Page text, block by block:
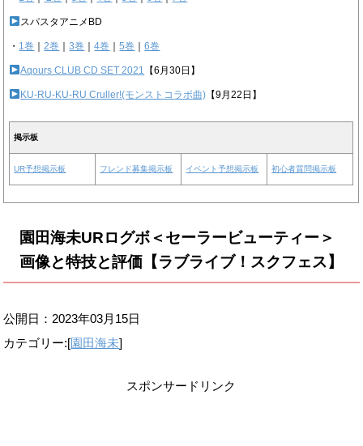
スパスタアニメBD
・ 1巻 ｜2巻 ｜3巻 ｜4巻 ｜5巻 ｜6巻
Aqours CLUB CD SET 2021 【6月30日】
KU-RU-KU-RU Cruller!(モンストコラボ曲) 【9月22日】
掲示板
UR予想掲示板 フレンド募集掲示板 イベント予想掲示板 初心者質問掲示板
園田海未URログボ＜セーラービューティー＞
画像と特技と評価【ラブライブ！スクフェス】
公開日： 2023年03月15日
カテゴリー:[園田海未]
スポンサードリンク